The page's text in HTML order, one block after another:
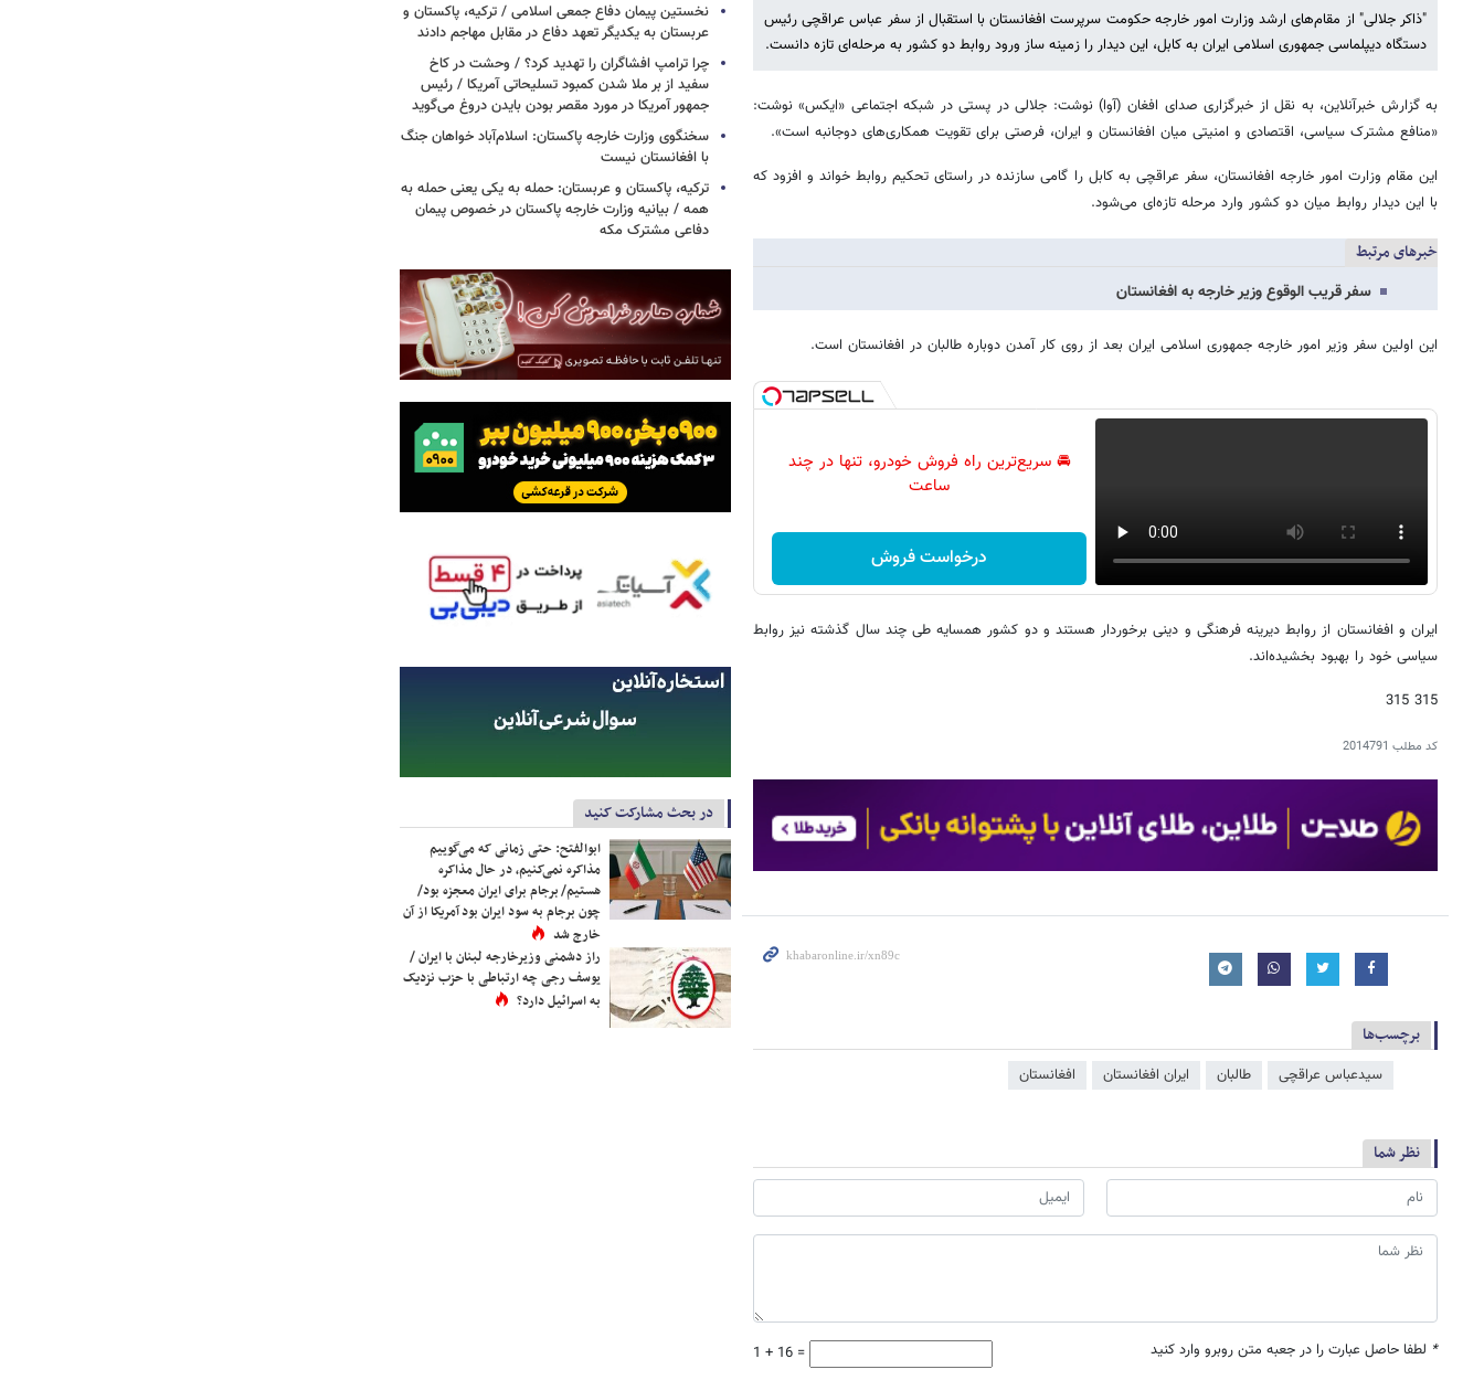
"ذاکر جلالی" از مقام‌های ارشد وزارت امور خارجه حکومت سرپرست افغانستان با استقبال از سفر عباس عراقچی رئیس
دستگاه دیپلماسی جمهوری اسلامی ایران به کابل، این دیدار را زمینه ساز ورود روابط دو کشور به مرحله‌ای تازه دانست.
به گزارش خبرآنلاین، به نقل از خبرگزاری صدای افغان (آوا) نوشت: جلالی در پستی در شبکه اجتماعی «ایکس» نوشت:
«منافع مشترک سیاسی، اقتصادی و امنیتی میان افغانستان و ایران، فرصتی برای تقویت همکاری‌های دوجانبه است».
این مقام وزارت امور خارجه افغانستان، سفر عراقچی به کابل را گامی سازنده در راستای تحکیم روابط خواند و افزود که
با این دیدار روابط میان دو کشور وارد مرحله تازه‌ای می‌شود.
خبرهای مرتبط
سفر قریب الوقوع وزیر خارجه به افغانستان
این اولین سفر وزیر امور خارجه جمهوری اسلامی ایران بعد از روی کار آمدن دوباره طالبان در افغانستان است.
🚘 سریع‌ترین راه فروش خودرو، تنها در چند
ساعت
درخواست فروش
ایران و افغانستان از روابط دیرینه فرهنگی و دینی برخوردار هستند و دو کشور همسایه طی چند سال گذشته نیز روابط
سیاسی خود را بهبود بخشیده‌اند.
315 315
کد مطلب 2014791
برچسب‌ها
سیدعباس عراقچی طالبان ایران افغانستان افغانستان
نظر شما
* لطفا حاصل عبارت را در جعبه متن روبرو وارد کنید 1 + 16 =
نخستین پیمان دفاع جمعی اسلامی / ترکیه، پاکستان و
عربستان به یکدیگر تعهد دفاع در مقابل مهاجم دادند
چرا ترامپ افشاگران را تهدید کرد؟ / وحشت در کاخ
سفید از بر ملا شدن کمبود تسلیحاتی آمریکا / رئیس
جمهور آمریکا در مورد مقصر بودن بایدن دروغ می‌گوید
سخنگوی وزارت خارجه پاکستان: اسلام‌آباد خواهان جنگ
با افغانستان نیست
ترکیه، پاکستان و عربستان: حمله به یکی یعنی حمله به
همه / بیانیه وزارت خارجه پاکستان در خصوص پیمان
دفاعی مشترک مکه
در بحث مشارکت کنید
ابوالفتح: حتی زمانی که می‌گوییم
مذاکره نمی‌کنیم، در حال مذاکره
هستیم/ برجام برای ایران معجزه بود/
چون برجام به سود ایران بود آمریکا از آن
خارج شد
راز دشمنی وزیرخارجه لبنان با ایران /
یوسف رجی چه ارتباطی با حزب نزدیک
به اسرائیل دارد؟